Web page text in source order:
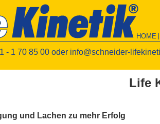
HOME
- 1 70 85 00 oder info@schneider-
Life
und Lachen zu mehr Erfolg